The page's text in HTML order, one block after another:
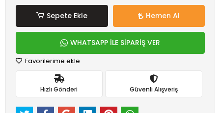
Sepete Ekle Hemen Al
WHATSAPP İLE SİPARİŞ VER
Favorilerime ekle
Hızlı Gönderi Güvenli Alışveriş